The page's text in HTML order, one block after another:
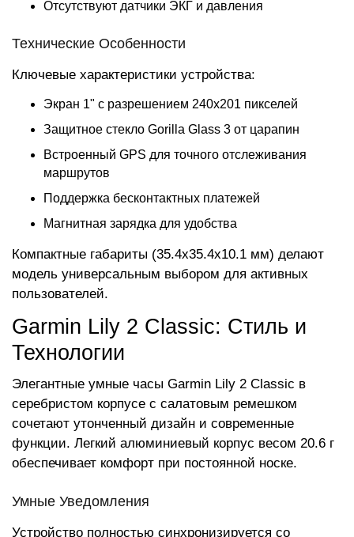
Отсутствуют датчики ЭКГ и давления
Технические Особенности
Ключевые характеристики устройства:
Экран 1" с разрешением 240x201 пикселей
Защитное стекло Gorilla Glass 3 от царапин
Встроенный GPS для точного отслеживания
маршрутов
Поддержка бесконтактных платежей
Магнитная зарядка для удобства
Компактные габариты (35.4x35.4x10.1 мм) делают
модель универсальным выбором для активных
пользователей.
Garmin Lily 2 Classic: Стиль и
Технологии
Элегантные умные часы Garmin Lily 2 Classic в
серебристом корпусе с салатовым ремешком
сочетают утонченный дизайн и современные
функции. Легкий алюминиевый корпус весом 20.6 г
обеспечивает комфорт при постоянной носке.
Умные Уведомления
Устройство полностью синхронизируется со